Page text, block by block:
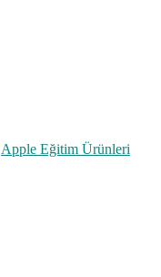
Apple Eğitim Ürünleri